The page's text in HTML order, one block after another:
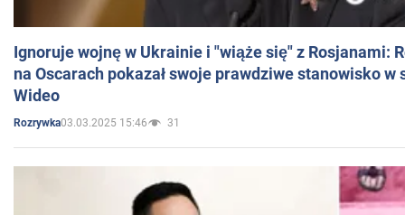
Ignoruje wojnę w Ukrainie i "wiąże się" z Rosjanami:
na Oscarach pokazał swoje prawdziwe stanowisko w
Wideo
Rozrywka03.03.2025 15:46 31